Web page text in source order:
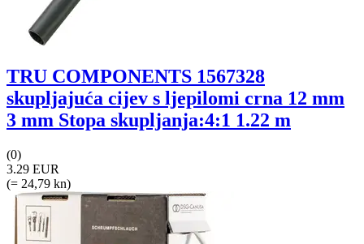
TRU COMPONENTS 1567328
skupljajuća cijev s ljepilomi crna 12 mm
3 mm Stopa skupljanja:4:1 1.22 m
(0)
3.29 EUR
(= 24,79 kn)